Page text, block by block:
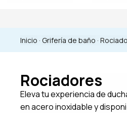
Inicio ·Grifería de baño ·
Rociadores
Eleva tu experiencia de
en acero inoxidable y